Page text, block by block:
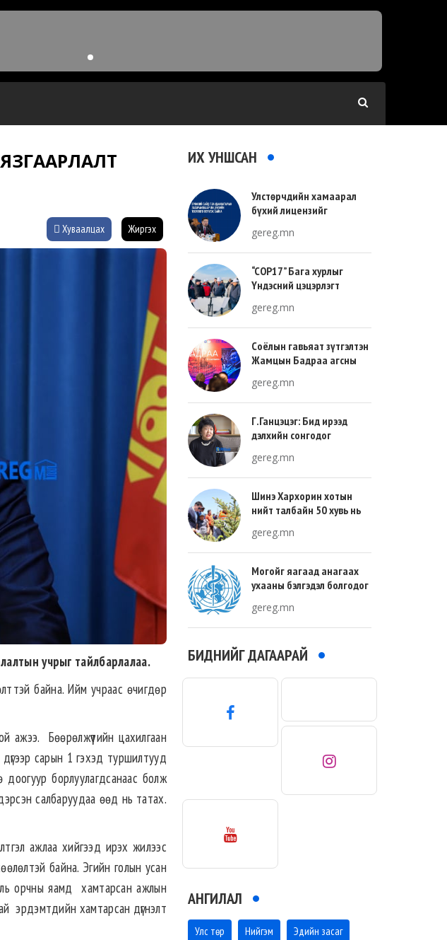
Хуваалцах Жиргэх
учрыг тайлбарлалаа.
байна. Ийм учраас өчигдөр
ажээ. Бөөрөлжүүтийн цахилгаан
сарын 1 гэхэд туршилтууд
борлуулагдсанаас болж
салбаруудаа өөд нь татах.
ажлаа хийгээд ирэх жилээс
байна. Эгийн голын усан
орчны яамд хамтарсан ажлын
эрдэмтдийн хамтарсан дүгнэлт
ИХ УНШСАН
Улстөрчдийн хамаарал
бүхий лицензийг
gereg.mn
“COP17” Бага хурлыг
Үндэсний цэцэрлэгт
зохион байгуулна
gereg.mn
Соёлын гавьяат зүтгэлтэн
Жамцын Бадраа агсны
тохиож байна
gereg.mn
Г.Ганцэцэг: Бид ирээд
дэлхийн сонгодог
хөгжлийн тухай л ярьсан
gereg.mn
Шинэ Хархорин хотын
нийт талбайн 50 хувь нь
хувь нь барилгажих
талбай, 20 хувь нь авто
зам байна
gereg.mn
Могойг яагаад анагаах
ухааны бэлгэдэл болгодог
gereg.mn
БИДНИЙГ ДАГААРАЙ
АНГИЛАЛ
Улс төр Нийгэм Эдийн засаг